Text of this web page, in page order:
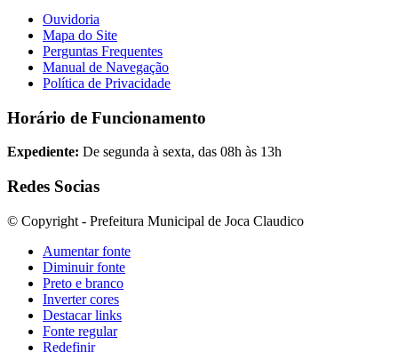
Ouvidoria
Mapa do Site
Perguntas Frequentes
Manual de Navegação
Política de Privacidade
Horário de Funcionamento
Expediente: De segunda à sexta, das 08h às 13h
Redes Socias
© Copyright - Prefeitura Municipal de Joca Claudico
Aumentar fonte
Diminuir fonte
Preto e branco
Inverter cores
Destacar links
Fonte regular
Redefinir